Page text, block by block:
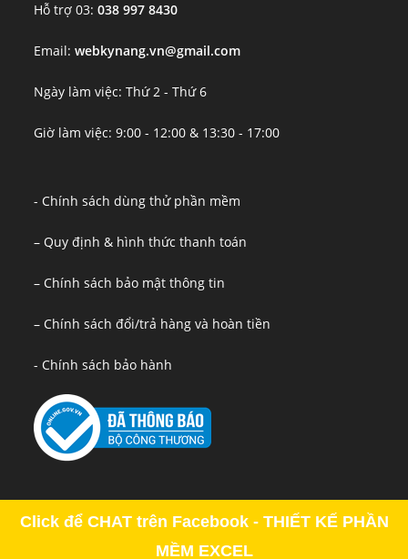
Hỗ trợ 03:038 997 8430
Email:webkynang.vn@gmail.com
Ngày làm việc: Thứ 2 - Thứ 6
Giờ làm việc: 9:00 - 12:00 & 13:30 - 17:00
- Chính sách dùng thử phần mềm
– Quy định & hình thức thanh toán
– Chính sách bảo mật thông tin
– Chính sách đổi/trả hàng và hoàn tiền
- Chính sách bảo hành
Copyright - OceanWP Theme by OceanWP
Click để CHAT trên Facebook - THIẾT KẾ PHẦN
MỀM EXCEL